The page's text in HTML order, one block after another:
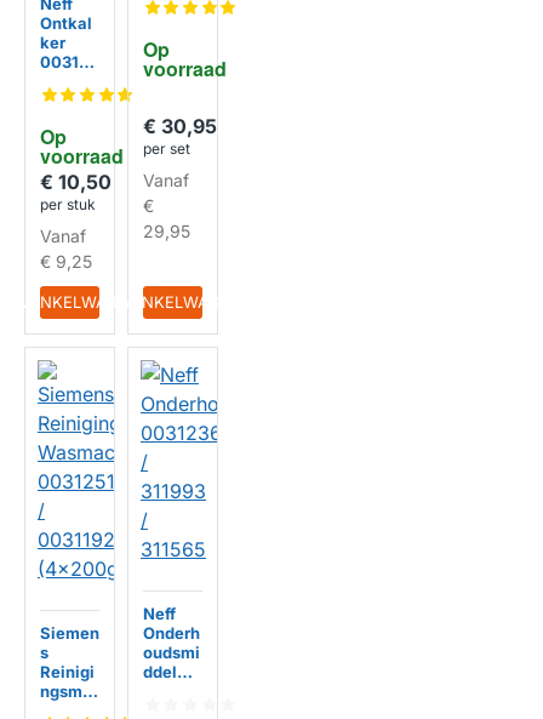
Op
voorraad
Ontkal
ker
003125
003123
vaatwa
ssers
en
wasma
chines-
poeder
vorm
€ 10,50
per stuk
Vanaf
€ 9,25
IN WINKELWAGEN
Op
voorraad
chine
18 /
003119
g)
€ 30,95
per set
Vanaf
€
29,95
IN WINKELWAGEN
Siemen
s
Reinigi
ngsmid
Neff
Onderh
oudsmi
ddel